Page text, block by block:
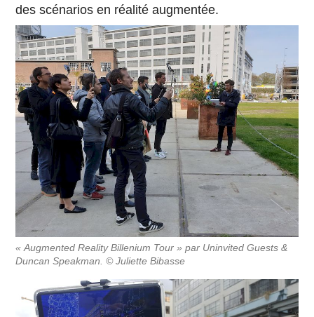
des scénarios en réalité augmentée.
« Augmented Reality Billenium Tour » par Uninvited Guests &
Duncan Speakman. © Juliette Bibasse